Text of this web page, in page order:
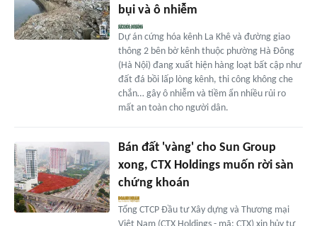
bụi và ô nhiễm
Dự án cứng hóa kênh La Khê và đường giao
thông 2 bên bờ kênh thuộc phường Hà Đông
(Hà Nội) đang xuất hiện hàng loạt bất cập như
đất đá bồi lấp lòng kênh, thi công không che
chắn… gây ô nhiễm và tiềm ẩn nhiều rủi ro
mất an toàn cho người dân.
Bán đất 'vàng' cho Sun Group
xong, CTX Holdings muốn rời sàn
chứng khoán
Tổng CTCP Đầu tư Xây dựng và Thương mại
Việt Nam (CTX Holdings - mã: CTX) xin hủy tư